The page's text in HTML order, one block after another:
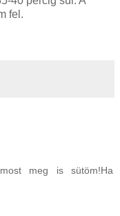
fel.
meg is sütöm!Ha